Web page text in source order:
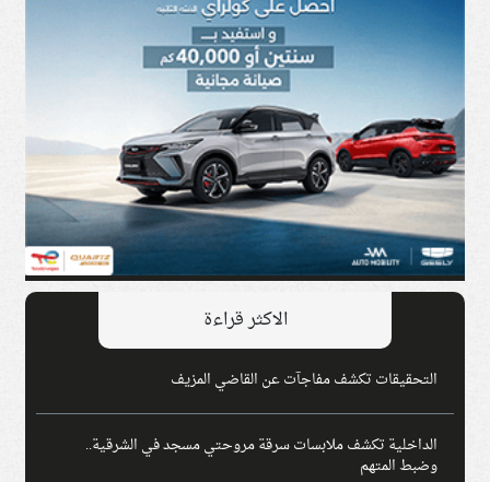
الاكثر قراءة
التحقيقات تكشف مفاجآت عن القاضي المزيف
الداخلية تكشف ملابسات سرقة مروحتي مسجد في الشرقية..
وضبط المتهم